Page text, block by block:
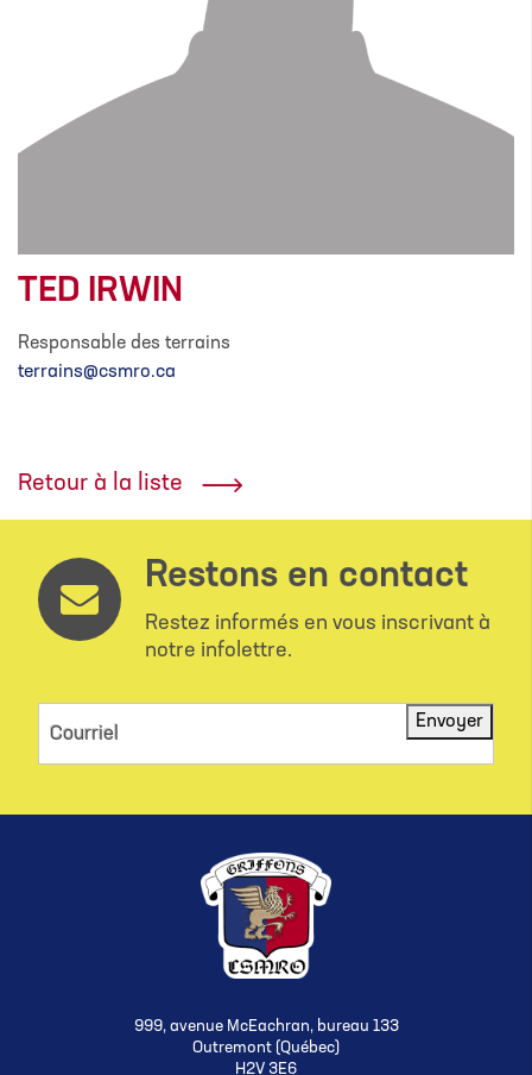
TED IRWIN
Responsable des terrains
terrains@csmro.ca
Retour à la liste
Restons en contact
Restez informés en vous inscrivant à
notre infolettre.
Courriel
Envoyer
999, avenue McEachran, bureau 133
Outremont (Québec)
H2V 3E6